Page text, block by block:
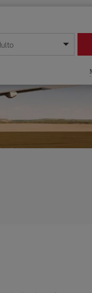
mes/año